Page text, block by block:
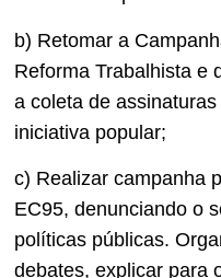
b) Retomar a
Reforma Trabalhista e
a coleta de
iniciativa popular;
c) Realizar campanha
EC95, denunciando o
políticas públicas.
debates, explicar para